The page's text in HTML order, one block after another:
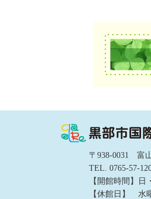
〒938-0031 富
TEL. 0765-57-
【開館時間】日
【休館日】 水